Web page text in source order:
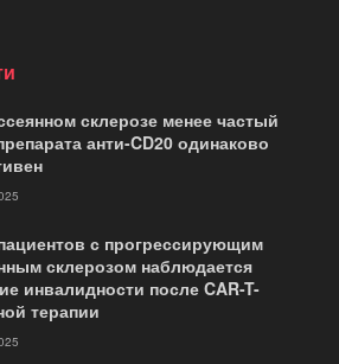
склерозе менее частый
анти-CD20 одинаково
с прогрессирующим
склерозом наблюдается
инвалидности после CAR-T-
терапии